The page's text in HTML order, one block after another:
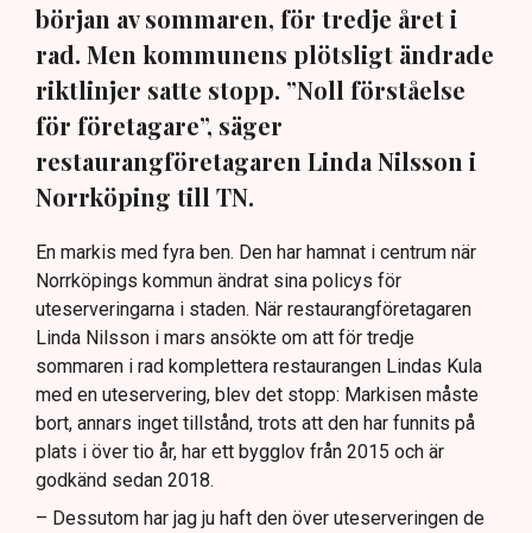
början av sommaren, för tredje året i
rad. Men kommunens plötsligt ändrade
riktlinjer satte stopp. ”Noll förståelse
för företagare”, säger
restaurangföretagaren Linda Nilsson i
Norrköping till TN.
En markis med fyra ben. Den har hamnat i centrum när
Norrköpings kommun ändrat sina policys för
uteserveringarna i staden. När restaurangföretagaren
Linda Nilsson i mars ansökte om att för tredje
sommaren i rad komplettera restaurangen Lindas Kula
med en uteservering, blev det stopp: Markisen måste
bort, annars inget tillstånd, trots att den har funnits på
plats i över tio år, har ett bygglov från 2015 och är
godkänd sedan 2018.
– Dessutom har jag ju haft den över uteserveringen de